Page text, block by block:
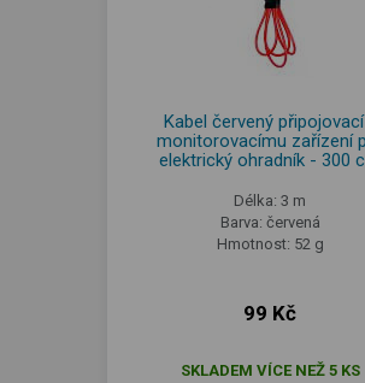
Kabel červený
monitorovacímu zařízení
elektrický ohradník - 300
Délka: 3 m
Barva: červená
Hmotnost: 52 g
99 Kč
SKLADEM VÍCE NEŽ 5 KS